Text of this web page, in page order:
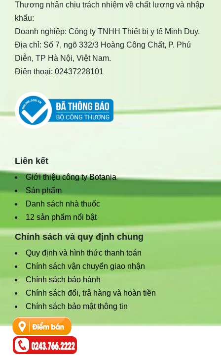
Thương nhân chịu trách nhiệm về chất lượng và nhập
khẩu:
Doanh nghiệp: Công ty TNHH Thiết bị y tế Minh Duy.
Địa chỉ: Số 7, ngõ 332/3 Hoàng Công Chất, P. Phú
Diễn, TP Hà Nội, Việt Nam.
Điện thoại: 02437228101
Liên kết
Giới thiệu công ty Botania
Sản phẩm
Danh sách nhà thuốc
12 sản phẩm nổi bật
Chính sách và quy định chung
Quy định và hình thức thanh toán
Chính sách vận chuyển giao nhận
Chính sách bảo hành
Chính sách đổi, trả hàng và hoàn tiền
Chính sách bảo mật thông tin